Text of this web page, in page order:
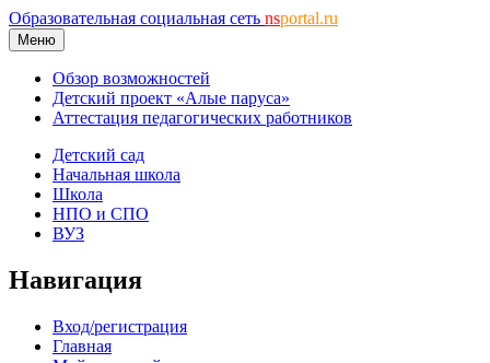
Образовательная социальная сеть nsportal.ru
Меню
Обзор возможностей
Детский проект «Алые паруса»
Аттестация педагогических работников
Детский сад
Начальная школа
Школа
НПО и СПО
ВУЗ
Навигация
Вход/регистрация
Главная